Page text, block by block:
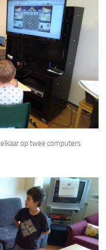
op twee computers